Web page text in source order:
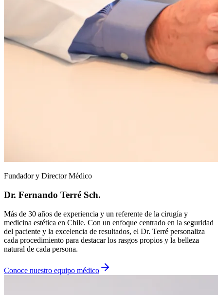
Fundador y Director Médico
Dr. Fernando Terré Sch.
Más de 30 años de experiencia y un referente de la cirugía y
medicina estética en Chile. Con un enfoque centrado en la seguridad
del paciente y la excelencia de resultados, el Dr. Terré personaliza
cada procedimiento para destacar los rasgos propios y la belleza
natural de cada persona.
Conoce nuestro equipo médico